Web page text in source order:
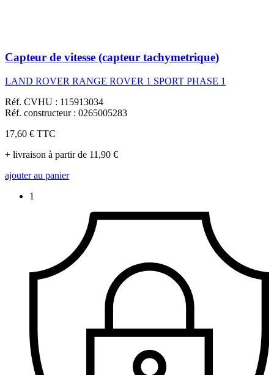
Capteur de vitesse (capteur tachymetrique)
LAND ROVER RANGE ROVER 1 SPORT PHASE 1
Réf. CVHU : 115913034
Réf. constructeur : 0265005283
17,60 € TTC
+ livraison à partir de 11,90 €
ajouter au panier
1